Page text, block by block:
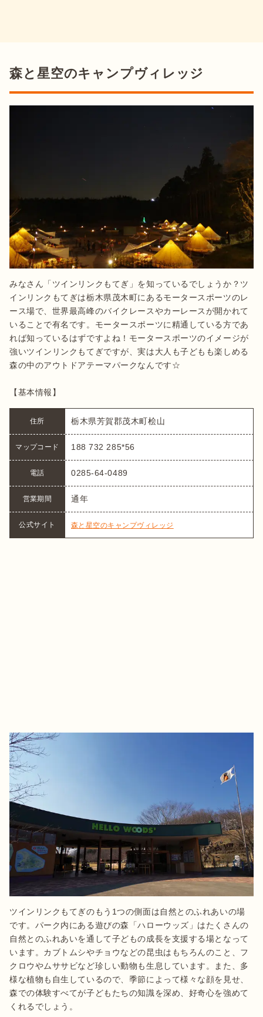
森と星空のキャンプヴィレッジ
みなさん「ツインリンクもてぎ」を知っているでしょうか？ツ
インリンクもてぎは栃木県茂木町にあるモータースポーツのレ
ース場で、世界最高峰のバイクレースやカーレースが開かれて
いることで有名です。モータースポーツに精通している方であ
れば知っているはずですよね！モータースポーツのイメージが
強いツインリンクもてぎですが、実は大人も子どもも楽しめる
森の中のアウトドアテーマパークなんです☆
【基本情報】
住所 栃木県芳賀郡茂木町桧山
マップコード 188 732 285*56
電話 0285-64-0489
営業期間 通年
公式サイト 森と星空のキャンプヴィレッジ
ツインリンクもてぎのもう1つの側面は自然とのふれあいの場
です。パーク内にある遊びの森「ハローウッズ」はたくさんの
自然とのふれあいを通して子どもの成長を支援する場となって
います。カブトムシやチョウなどの昆虫はもちろんのこと、フ
クロウやムササビなど珍しい動物も生息しています。また、多
様な植物も自生しているので、季節によって様々な顔を見せ、
森での体験すべてが子どもたちの知識を深め、好奇心を強めて
くれるでしょう。